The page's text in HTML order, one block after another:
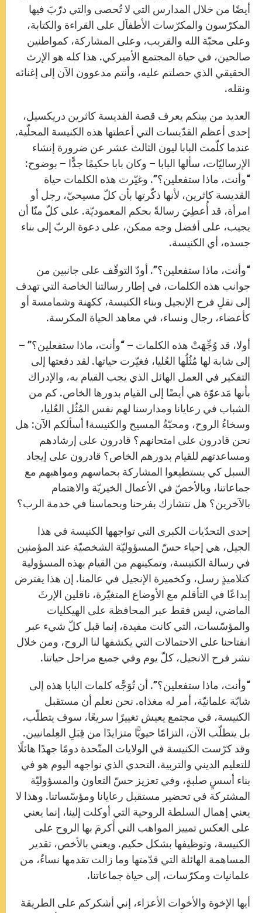
أيضًا من خلال المدارس التي لا تُحصى والتي درّبَ فيها
المكرّسون والمكرّسات الأطفاَل على القراءة والكتابة،
وعلى محبّة الله والقريب، وعلى المشاركة، كمواطنين
صالحين، في حياة المجتمع الأميركي. هذا كله هو الإرث
الحقيقي الذي حصلتم عليه، وأنتم مدعوون الآن إلى إغنائه
ونقله.
العديد من بينكم يعرف قصة القديسة كاثرين دريكسيل،
إحدى أعظم القدّيسات التي أعطتها هذه الكنيسة المحلّية.
عندما كلّمت البابا ليون الثالث عشر عن ضرورة إنشاء
الإرساليّات، سألها البابا – وكان بابا حكيمًا جدًّا – بوضوح:
“وأنت، ماذا ستفعلين؟”. وغيّرت هذه الكلمات حياة
القديسة كاثرين، لأنها ذكّرتها بأن كلّ مسيحيّ، رجل أو
امرأة، قد أُعطِيَ رسالةً بحكم المعموديّة. على كلّ منّا أن
يجيب، على أفضل وجه ممكن، على دعوة الربّ إلى بناء
جسده، أي الكنيسة.
“وأنت، ماذا ستفعلين؟”. أودّ التوقّف على جانبين من
جوانب هذه الكلمات، في إطار رسالتنا الخاصة التي تهدف
إلى نقلِ فرح الإنجيل وبناء الكنيسة، ككهنة وشمامسة أو
كأعضاء، رجال ونساء، في معاهد الحياة المكرسة.
أولا، قد وُجِّهَتْ هذه الكلمات – “وأنت، ماذا ستفعلين؟” –
إلى شابة لها مُثُلُها العُليا، فغيّرت حياتها. لقد دفعتها إلى
التفكير في العمل الهائل الذي يجب القيام به، والإدراك
بأنها مَدعوّة هي أيضًا إلى القيام بدورها الخاص. كم من
الشباب في رعايانا ومدارسنا لهم نفس المُثُل العُليا،
وسخاءُ الروح، ومحبّةُ المسيح والكنيسة! أسألكم الآن: هل
نحن قادرون على امتحانهم؟ قادرون على إرشادهم
ومساعدتهم للقيام بدورهم الخاص؟ قادرون على إيجاد
السبل كي يستطيعوا المشاركة بحماسهم ومواهبهم مع
جماعاتنا، وبالأخصّ في الأعمال الخيريّة والاهتمام
بالآخرين؟ هل نتشارك بفرحنا وبحماسنا في خدمة الرب؟
إحدى التحدّيات الكبرى التي تواجهها الكنيسة في هذا
الجيل، هي إحياء حسّ المسؤوليّة الشخصيّة عند المؤمنين
في رسالة الكنيسة، وتمكينهم من القيام بهذه المسؤولية
كتلاميذٍ رسل، وكخميرة الإنجيل في عالمنا. إن هذا يفترض
إبداعًا في التأقلم مع الأوضاع المتغيّرة، ناقلين الإرثَ
الماضي، ليس فقط عبر المحافظة على الهيكليات
والمؤسّسات، التي كانت مفيدة، إنما قبل كلّ شيء عبر
انفتاحنا على الاحتمالات التي يكشفها لنا الروح، ومن خلال
نشر فرح الانجيل، كلّ يوم وفي جميع مراحل حياتنا.
“وأنت، ماذا ستفعلين؟”. أن تُوَجَّه كلمات البابا هذه إلى
شابّة علمانيّة، أمر له مغذاه. نحن نعلم أن مستقبل
الكنيسة، في مجتمع يعيش تغييرًا سريعًا، سوف يتطلّب،
بل يتطلّب الآن، التزامًا حيويًّا متزايدًا من قِبَلِ العِلمانيين.
وقد كرّست الكنيسة في الولايات المتّحدة دومًا جهدًا هائلًا
للتعليم الديني والتربية. التحدي الذي نواجهه اليوم هو في
بناء أسسٍ صلبةٍ، وفي تعزيز حسّ التعاون والمسؤوليّة
المشتركة في تحضير مستقبل رعايانا ومؤسّساتنا. وهذا لا
يعني إهمال السلطة الروحية التي أوكلت إلينا، إنما يعني
على العكس تمييز المواهب التي أَكرمَ بها الروح على
الكنيسة، وتوظيفها بشكل حكيم. ويعني بالأخص، تقدير
المساهمة الهائلة التي قدّمتها وما زالت تقدمها نساءٌ، من
علمانيات ومكرّسات، إلى حياة جماعاتنا.
أيها الإخوة والأخوات الأعزاء، إني أشكركم على الطريقة